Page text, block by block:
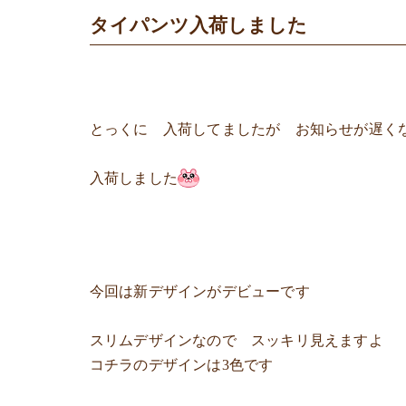
タイパンツ入荷しました
とっくに 入荷してましたが お知らせが遅く
入荷しました
今回は新デザインがデビューです
スリムデザインなので スッキリ見えますよ
コチラのデザインは3色です